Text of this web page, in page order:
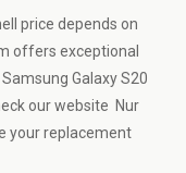
price depends on
offers exceptional
Galaxy S20
our website Nur
your replacement